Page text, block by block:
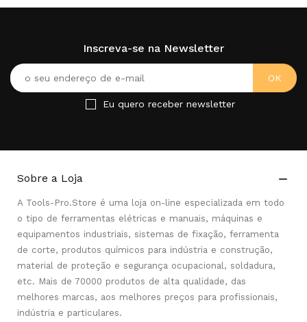
Inscreva-se na Newsletter
Eu quero receber newsletter
Sobre a Loja 
A Tools-Pro.Store é uma loja on-line especializada em todo
o tipo de ferramentas elétricas e manuais, máquinas e
equipamentos industriais, sistemas de fixação, ferramenta
de corte, produtos químicos para indústria e construção,
material de proteção e segurança ocupacional, soldadura,
etc. Mais de 70000 produtos de alta qualidade, das
melhores marcas, aos melhores preços para profissionais,
indústria e particulares.